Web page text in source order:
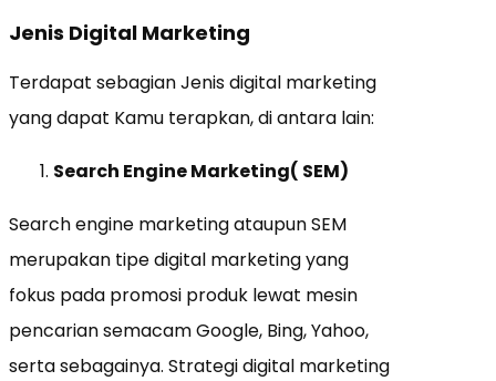
Jenis Digital Marketing
Terdapat sebagian Jenis digital marketing
yang dapat Kamu terapkan, di antara lain:
Search Engine Marketing( SEM)
Search engine marketing ataupun SEM
merupakan tipe digital marketing yang
fokus pada promosi produk lewat mesin
pencarian semacam Google, Bing, Yahoo,
serta sebagainya. Strategi digital marketing